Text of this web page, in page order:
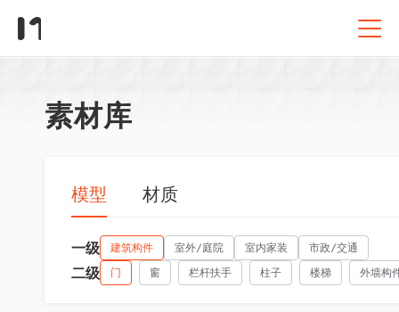
素材库
模型 材质
一级 建筑构件 室外/庭院 室内家装 市政/交通
二级 门 窗 栏杆扶手 柱子 楼梯 外墙构